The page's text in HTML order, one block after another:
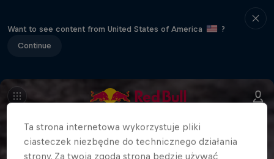
Want to see content from United States of America
?
Continue
Ta strona internetowa wykorzystuje pliki
ciasteczek niezbędne do technicznego działania
strony. Za twoją zgodą strona będzie używać